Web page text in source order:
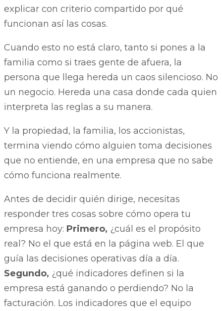
explicar con criterio compartido por qué
funcionan así las cosas.
Cuando esto no está claro, tanto si pones a la
familia como si traes gente de afuera, la
persona que llega hereda un caos silencioso. No
un negocio. Hereda una casa donde cada quien
interpreta las reglas a su manera.
Y la propiedad, la familia, los accionistas,
termina viendo cómo alguien toma decisiones
que no entiende, en una empresa que no sabe
cómo funciona realmente.
Antes de decidir quién dirige, necesitas
responder tres cosas sobre cómo opera tu
empresa hoy: Primero, ¿cuál es el propósito
real? No el que está en la página web. El que
guía las decisiones operativas día a día.
Segundo, ¿qué indicadores definen si la
empresa está ganando o perdiendo? No la
facturación. Los indicadores que el equipo